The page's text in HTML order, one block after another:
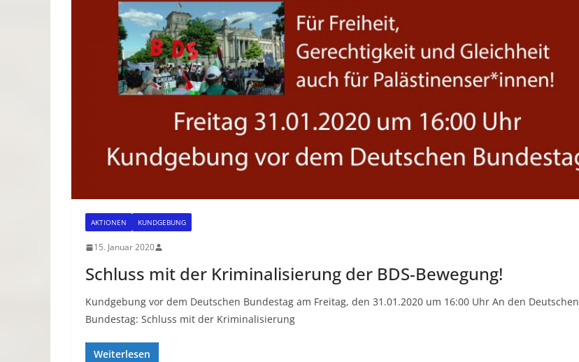
AKTIONEN KUNDGEBUNG
15. Januar 2020
Schluss mit der Kriminalisierung der BDS-Bewegung!
Kundgebung vor dem Deutschen Bundestag am Freitag, den 31.01.2020 um 16:00 Uhr An den Deutschen
Bundestag: Schluss mit der Kriminalisierung
Weiterlesen